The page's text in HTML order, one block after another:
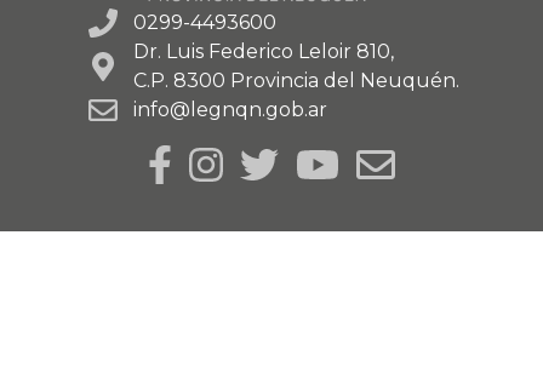
0299-4493600
Dr. Luis Federico Leloir 810,
C.P. 8300 Provincia del Neuquén.
info@legnqn.gob.ar